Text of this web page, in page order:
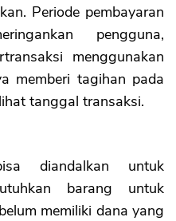
Periode pembayaran
pengguna,
menggunakan
memberi tagihan pada
tanggal transaksi.
diandalkan untuk
barang untuk
memiliki dana yang